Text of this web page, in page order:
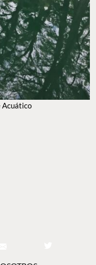
Acuático